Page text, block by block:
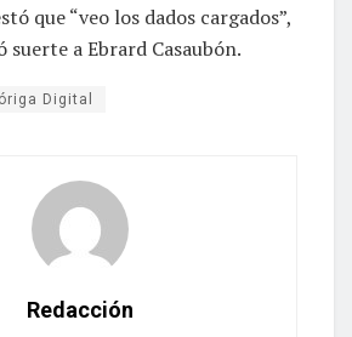
que “veo los dados cargados”,
suerte a Ebrard Casaubón.
Digital
Redacción